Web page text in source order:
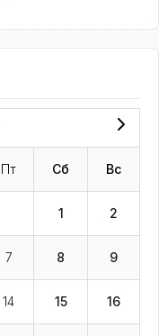
Пт Сб Вс
1 2
7 8 9
14 15 16